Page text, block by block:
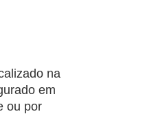
na
em
ou por